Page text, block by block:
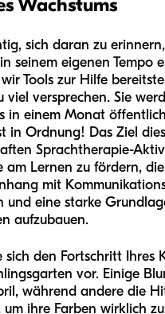
Wachstums
sich daran zu
seinem eigenen Tempo
Tools zur Hilfe
viel versprechen. Sie
in einem Monat
in Ordnung! Das Ziel
Sprachtherapie-
am Lernen zu fördern,
mit
und eine starke
aufzubauen.
sich den Fortschritt Ihres
vor. Einige
während andere die
um ihre Farben wirklich